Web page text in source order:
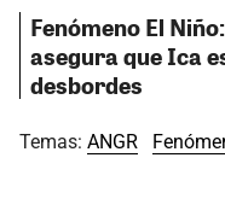
Fenómeno El
asegura que Ica
desbordes
Temas: ANGR